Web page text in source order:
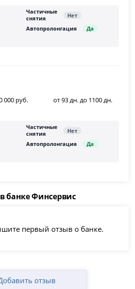
000 руб. от 93 дн. до 1100 дн.
банке Финсервис
первый отзыв о банке.
отзыв